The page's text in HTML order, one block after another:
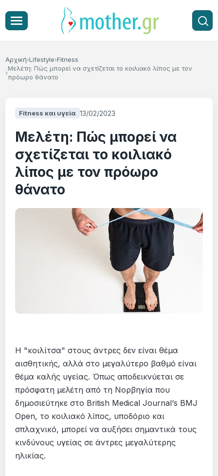
Αρχική Lifestyle Fitness
Μελέτη: Πώς μπορεί να σχετίζεται το κοιλιακό λίπος με τον
πρόωρο θάνατο
Fitness και υγεία 13/02/2023
Μελέτη: Πώς μπορεί να
σχετίζεται το κοιλιακό
λίπος με τον πρόωρο
θάνατο
Η "κοιλίτσα" στους άντρες δεν είναι θέμα
αισθητικής, αλλά στο μεγαλύτερο βαθμό είναι
θέμα καλής υγείας. Όπως αποδεικνύεται σε
πρόσφατη μελέτη από τη Νορβηγία που
δημοσιεύτηκε στο British Medical Journal‘s BMJ
Open, το κοιλιακό λίπος, υποδόριο και
σπλαχνικό, μπορεί να αυξήσει σημαντικά τους
κινδύνους υγείας σε άντρες μεγαλύτερης
ηλικίας.